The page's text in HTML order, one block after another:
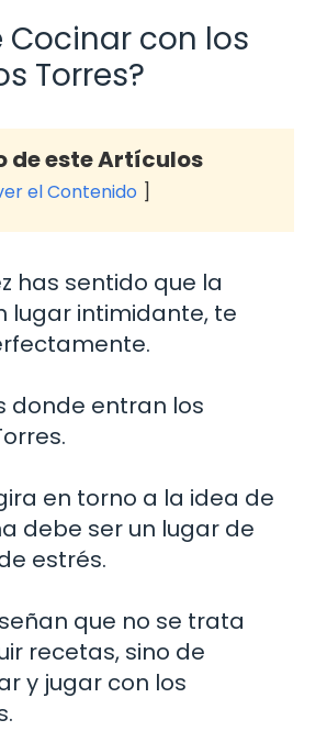
Cocinar con los
Torres?
de este Artículos
el Contenido
has sentido que la
lugar intimidante, te
donde entran los
en torno a la idea de
debe ser un lugar de
estrés.
que no se trata
recetas, sino de
y jugar con los